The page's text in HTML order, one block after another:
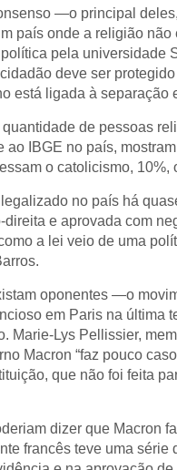
—o principal
país onde a religião não
pela universidade
deve ser
está ligada à separação
de pessoas
IBGE no país,
o catolicismo,
no país há
e aprovada com
a lei veio de uma
oponentes —o
em Paris na última
Marie-Lys Pellissier,
Macron “faz pouco
que não foi feita
dizer que Macron
francês teve uma